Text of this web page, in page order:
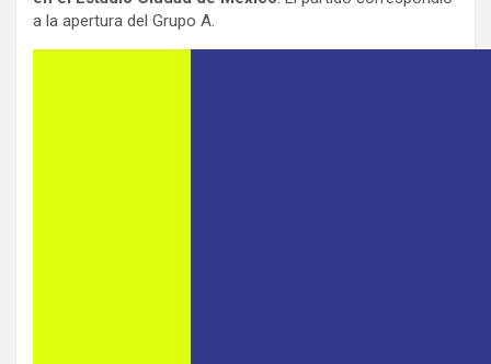
a la apertura del Grupo A.